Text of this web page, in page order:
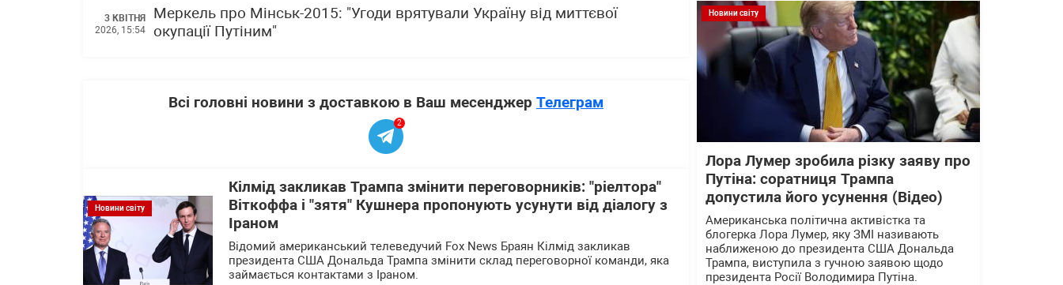
3 КВІТНЯ
2026, 15:54
Меркель про Мінськ-2015: "Угоди врятували Україну від миттєвої
окупації Путіним"
Всі головні новини з доставкою в Ваш месенджер Телеграм
2
Новини світу
Кілмід закликав Трампа змінити переговорників: "ріелтора"
Віткоффа і "зятя" Кушнера пропонують усунути від діалогу з
Іраном
Відомий американський телеведучий Fox News Браян Кілмід закликав
президента США Дональда Трампа змінити склад переговорної команди, яка
займається контактами з Іраном.
Новини світу
Лора Лумер зробила різку заяву про
Путіна: соратниця Трампа
допустила його усунення (Відео)
Американська політична активістка та
блогерка Лора Лумер, яку ЗМІ називають
наближеною до президента США Дональда
Трампа, виступила з гучною заявою щодо
президента Росії Володимира Путіна.